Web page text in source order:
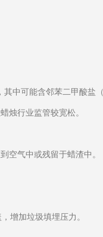
中可能含邻苯二甲酸盐
烛行业监管较宽松。
空气中或残留于蜡渣中。
增加垃圾填埋压力。